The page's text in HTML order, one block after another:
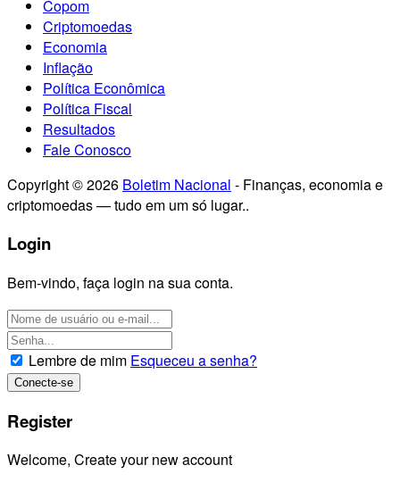
Copom
Criptomoedas
Economia
Inflação
Política Econômica
Política Fiscal
Resultados
Fale Conosco
Copyright © 2026 Boletim Nacional - Finanças, economia e
criptomoedas — tudo em um só lugar..
Login
Bem-vindo, faça login na sua conta.
Lembre de mim Esqueceu a senha?
Register
Welcome, Create your new account